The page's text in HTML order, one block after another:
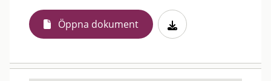
Öppna dokument